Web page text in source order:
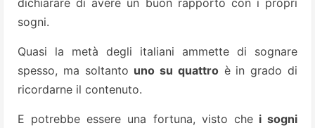
dichiarare di avere un buon rapporto con i propri
sogni.
Quasi la metà degli italiani ammette di sognare
spesso, ma soltanto uno su quattroè in grado di
ricordarne il contenuto.
E potrebbe essere una fortuna, visto chei sogni